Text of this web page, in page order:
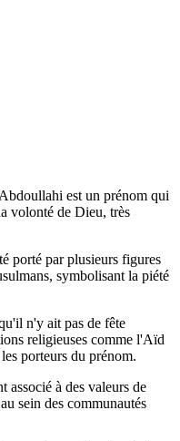
est un prénom qui
volonté de Dieu, très
porté par plusieurs figures
symbolisant la piété
n'y ait pas de fête
religieuses comme l'Aïd
porteurs du prénom.
associé à des valeurs de
sein des communautés